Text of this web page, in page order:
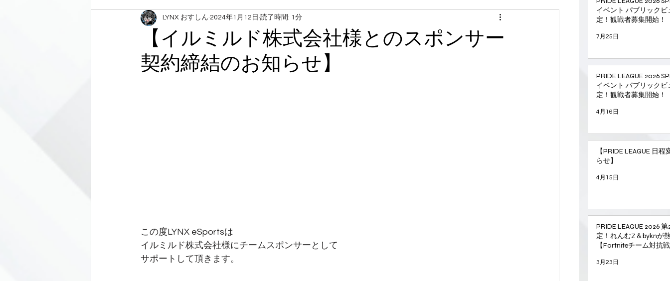
イベント パブリック
定！観戦者募集開始！
7月25日
PRIDE LEAGUE 2026
イベント パブリック
定！観戦者募集開始！
4月16日
【PRIDE LEAGUE 日
らせ】
4月15日
PRIDE LEAGUE 2026
定！れんむZ＆byknが
【Fortniteチーム対抗
3月23日
LYNXスクリム オーナーの戯言
オフラインイベント 出演情報 スト6 PRIDE2026
【イルミルド株式会社様とのスポンサー
契約締結のお知らせ】
LYNX おすしん 2024年1月12日 読了時間: 1分
この度LYNX eSportsは
イルミルド株式会社様にチームスポンサーとして
サポートして頂きます。